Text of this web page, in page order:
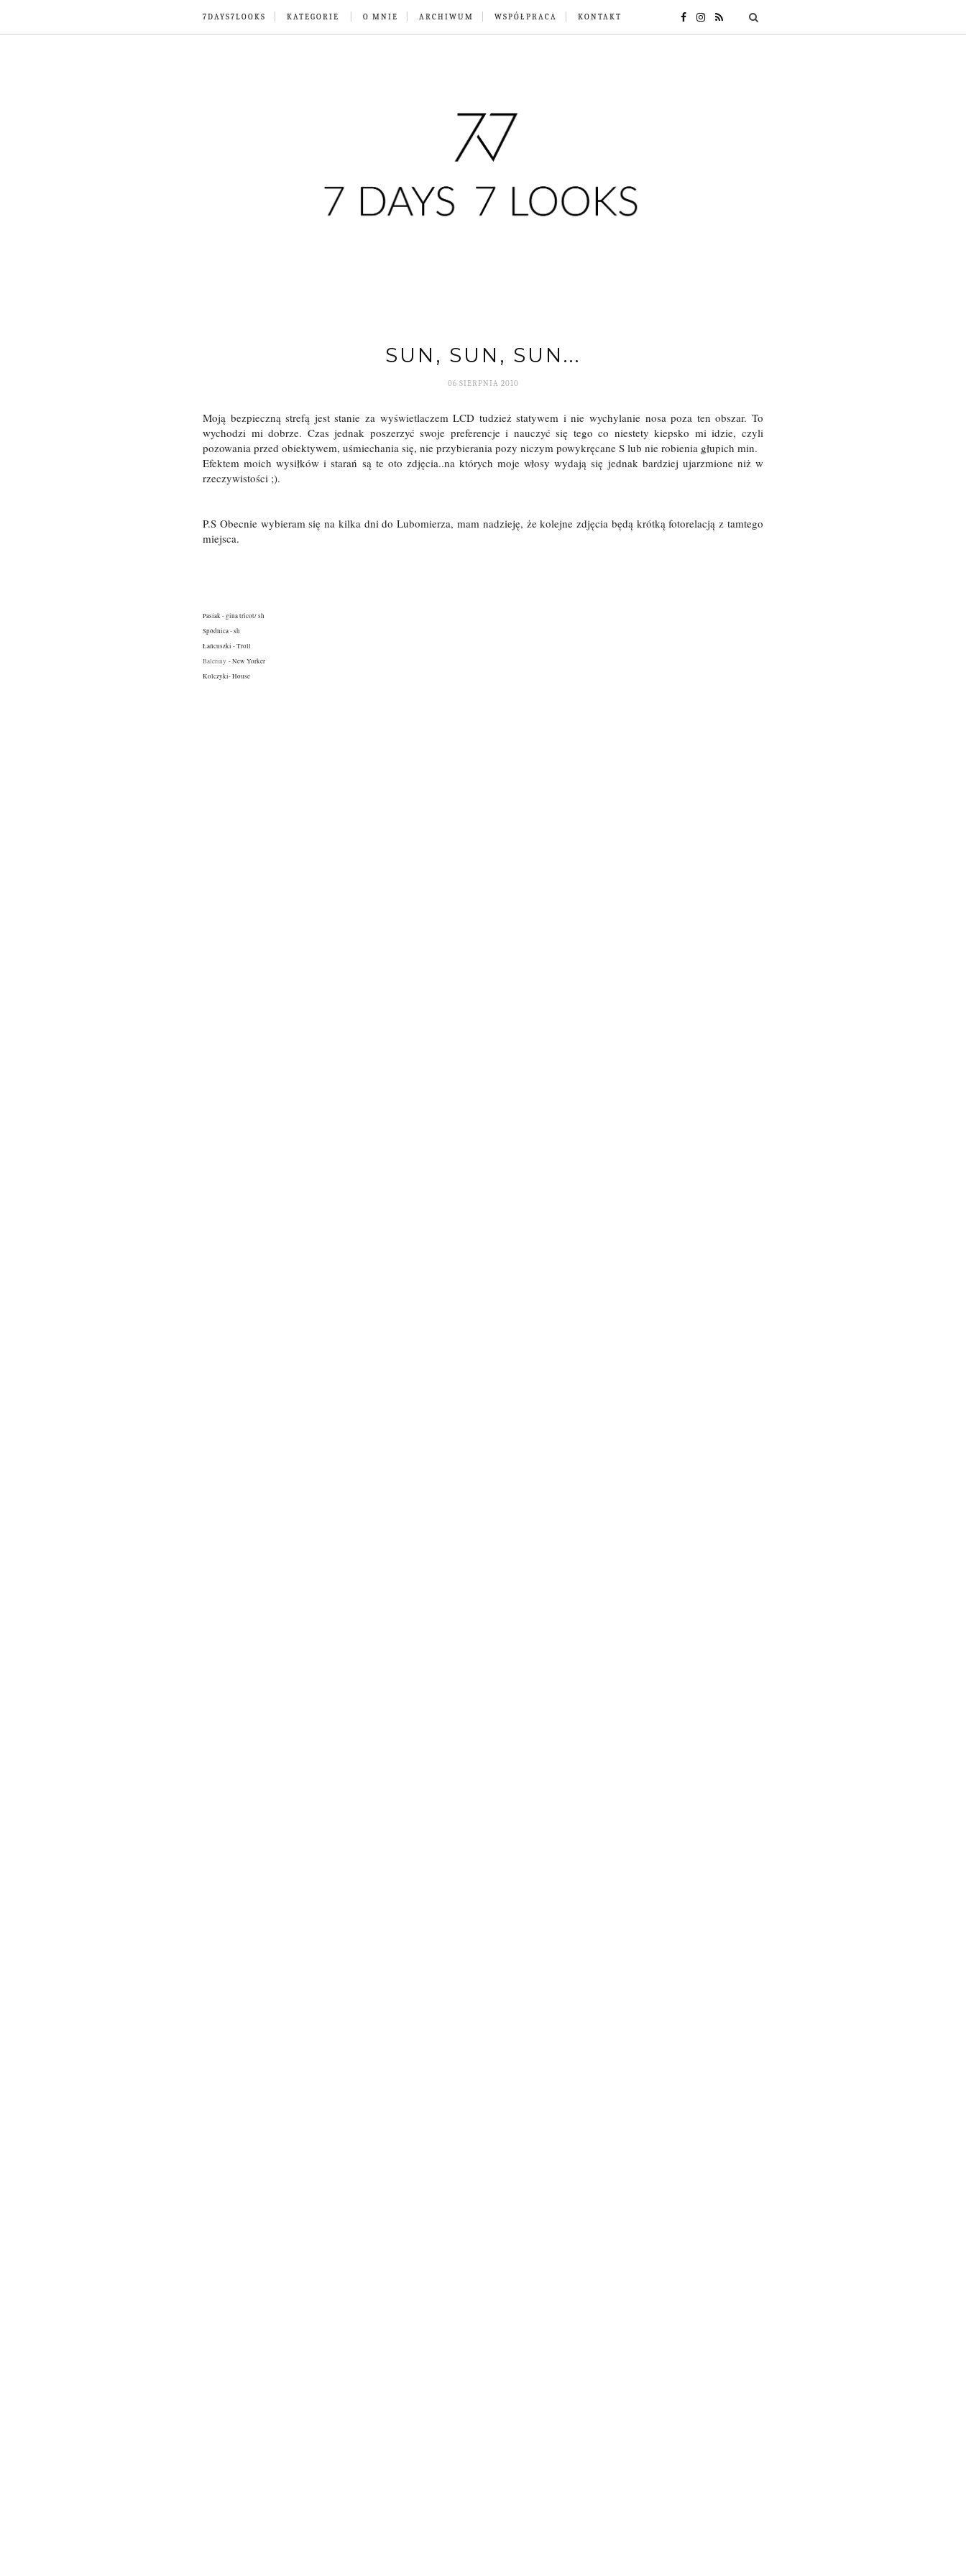
7DAYS7LOOKS KATEGORIE O MNIE ARCHIWUM WSPÓŁPRACA KONTAKT
SUN, SUN, SUN...
06 SIERPNIA 2010
Moją bezpieczną strefą jest stanie za wyświetlaczem LCD tudzież statywem i nie wychylanie nosa poza ten obszar. To
wychodzi mi dobrze. Czas jednak poszerzyć swoje preferencje i nauczyć się tego co niestety kiepsko mi idzie, czyli
pozowania przed obiektywem, uśmiechania się, nie przybierania pozy niczym powykręcane S lub nie robienia głupich min.
Efektem moich wysiłków i starań są te oto zdjęcia..na których moje włosy wydają się jednak bardziej ujarzmione niż w
rzeczywistości ;).
P.S Obecnie wybieram się na kilka dni do Lubomierza, mam nadzieję, że kolejne zdjęcia będą krótką fotorelacją z tamtego
miejsca.
Pasiak - gina tricot/ sh
Spódnica - sh
Łańcuszki - Troll
Baleriny - New Yorker
Kolczyki- House